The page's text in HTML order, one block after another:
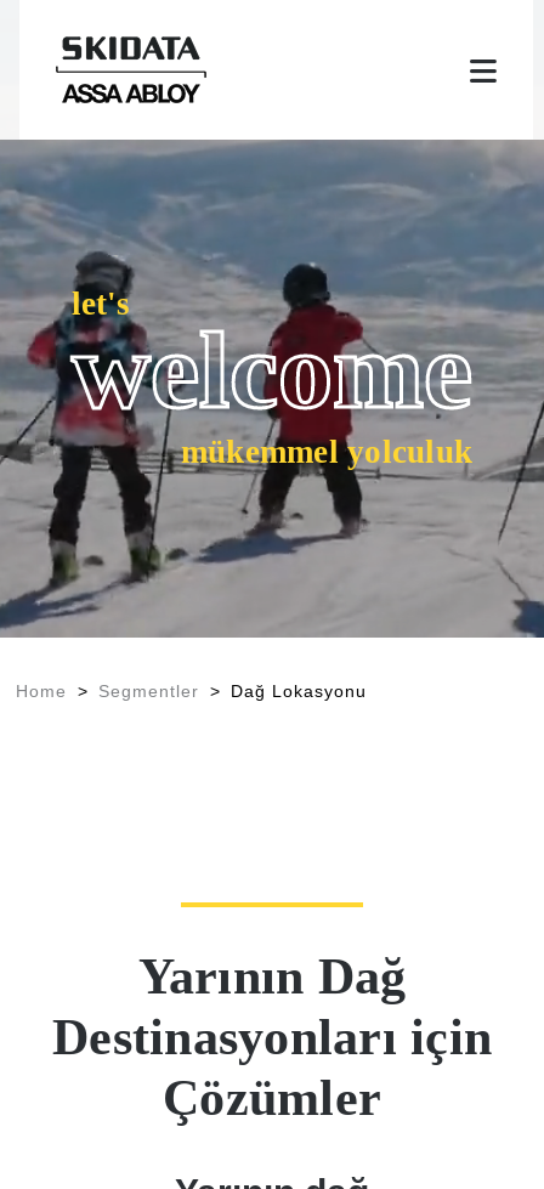
let's
welcome
mükemmel yolculuk
Home > Segmentler > Dağ Lokasyonu
Yarının Dağ
Destinasyonları için
Çözümler